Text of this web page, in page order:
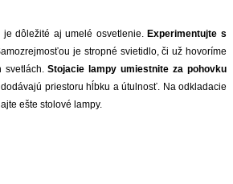
je dôležité aj umelé osvetlenie.Experimentujte s
je stropné svietidlo, či už hovoríme
svetlách.Stojacie lampy umiestnite za pohovku
priestoru hĺbku a útulnosť. Na odkladacie
ešte stolové lampy.